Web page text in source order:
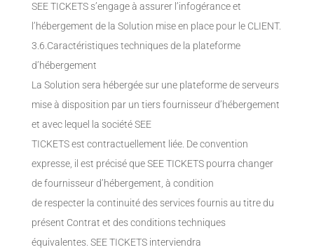
SEE TICKETS s’engage à assurer l’infogérance et
l’hébergement de la Solution mise en place pour le CLIENT.
3.6.Caractéristiques techniques de la plateforme
d’hébergement
La Solution sera hébergée sur une plateforme de serveurs
mise à disposition par un tiers fournisseur d’hébergement
et avec lequel la société SEE
TICKETS est contractuellement liée. De convention
expresse, il est précisé que SEE TICKETS pourra changer
de fournisseur d’hébergement, à condition
de respecter la continuité des services fournis au titre du
présent Contrat et des conditions techniques
équivalentes. SEE TICKETS interviendra